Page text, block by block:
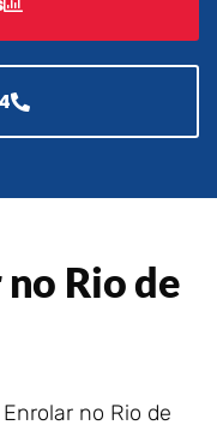
RJ
de Garagem de
em São João de
RJ
de Garagem de
de Garagem de
em Queimados – RJ
em Paraty – RJ
Rio de
no Rio de